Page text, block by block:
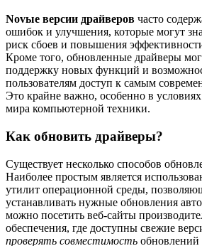
Novые версии драйверов часто
ошибок и улучшения, которые могут
риск сбоев и повышения
Кроме того, обновленные драйверы
поддержку новых функций и
пользователям доступ к самым
Это крайне важно, особенно в
мира компьютерной техники.
Как обновить драйверы?
Существует несколько способов
Наиболее простым является
утилит операционной среды,
устанавливать нужные обновления
можно посетить веб-сайты
обеспечения, где доступны свежие
проверять совместимость обновлений